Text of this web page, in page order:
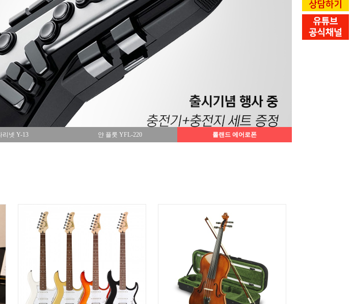
리넷 Y-13 얀 플룻 YFL-220 롤랜드 에어로폰